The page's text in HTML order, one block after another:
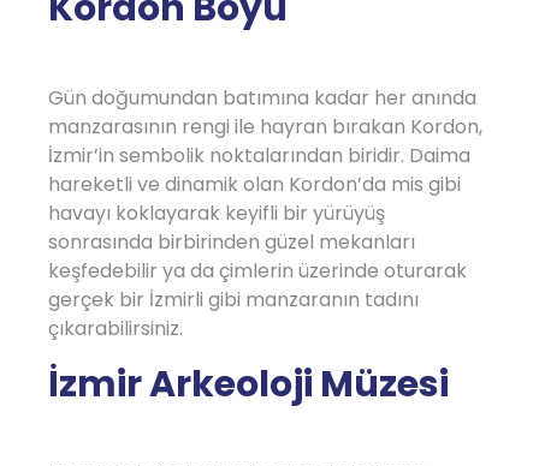
Gün doğumundan batımına kadar her anında
manzarasının rengi ile hayran bırakan Kordon,
İzmir’in sembolik noktalarından biridir. Daima
hareketli ve dinamik olan Kordon’da mis gibi
havayı koklayarak keyifli bir yürüyüş
sonrasında birbirinden güzel mekanları
keşfedebilir ya da çimlerin üzerinde oturarak
gerçek bir İzmirli gibi manzaranın tadını
çıkarabilirsiniz.
İzmir Arkeoloji Müzesi